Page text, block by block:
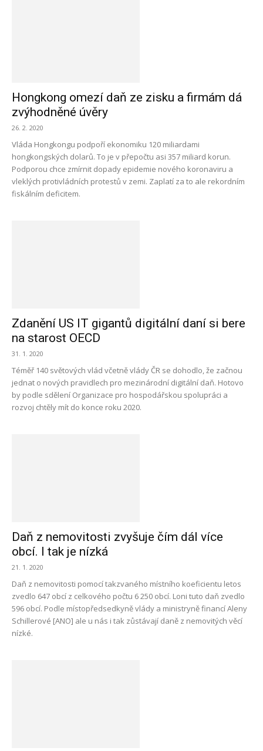
Hongkong omezí daň ze zisku a firmám dá
zvýhodněné úvěry
26. 2. 2020
Vláda Hongkongu podpoří ekonomiku 120 miliardami
hongkongských dolarů. To je v přepočtu asi 357 miliard korun.
Podporou chce zmírnit dopady epidemie nového koronaviru a
vleklých protivládních protestů v zemi. Zaplatí za to ale rekordním
fiskálním deficitem.
Zdanění US IT gigantů digitální daní si bere
na starost OECD
31. 1. 2020
Téměř 140 světových vlád včetně vlády ČR se dohodlo, že začnou
jednat o nových pravidlech pro mezinárodní digitální daň. Hotovo
by podle sdělení Organizace pro hospodářskou spolupráci a
rozvoj chtěly mít do konce roku 2020.
Daň z nemovitosti zvyšuje čím dál více
obcí. I tak je nízká
21. 1. 2020
Daň z nemovitosti pomocí takzvaného místního koeficientu letos
zvedlo 647 obcí z celkového počtu 6 250 obcí. Loni tuto daň zvedlo
596 obcí. Podle místopředsedkyně vlády a ministryně financí Aleny
Schillerové [ANO] ale u nás i tak zůstávají daně z nemovitých věcí
nízké.